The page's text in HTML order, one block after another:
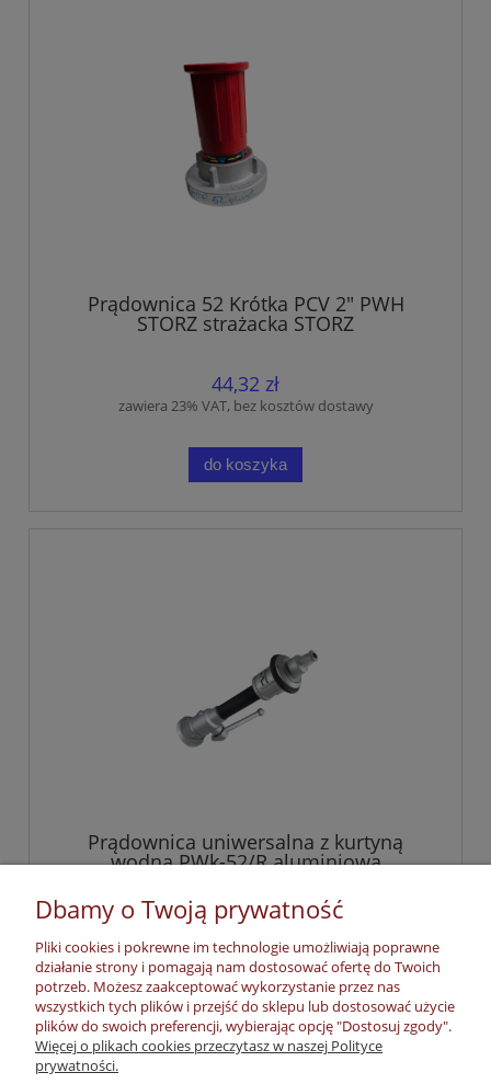
Prądownica 52 Krótka PCV 2" PWH
STORZ strażacka STORZ
44,32 zł
zawiera 23% VAT, bez kosztów dostawy
do koszyka
Prądownica uniwersalna z kurtyną
wodną PWk-52/R aluminiowa
228,74 zł
zawiera 23% VAT, bez kosztów dostawy
do koszyka
Dbamy o Twoją prywatność
Pliki cookies i pokrewne im technologie umożliwiają poprawne
działanie strony i pomagają nam dostosować ofertę do Twoich
potrzeb. Możesz zaakceptować wykorzystanie przez nas
wszystkich tych plików i przejść do sklepu lub dostosować użycie
plików do swoich preferencji, wybierając opcję "Dostosuj zgody".
Więcej o plikach cookies przeczytasz w naszej Polityce
prywatności.